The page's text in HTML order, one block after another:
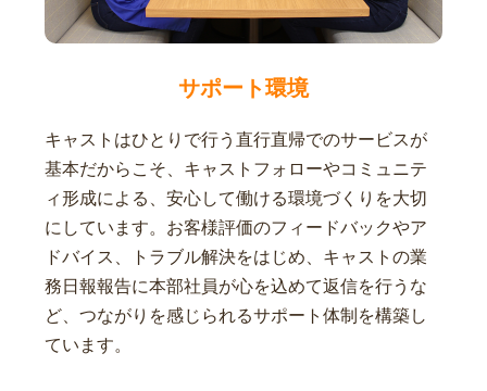
サポート環境
キャストはひとりで行う直行直帰でのサービスが
基本だからこそ、キャストフォローやコミュニテ
ィ形成による、安心して働ける環境づくりを大切
にしています。お客様評価のフィードバックやア
ドバイス、トラブル解決をはじめ、キャストの業
務日報報告に本部社員が心を込めて返信を行うな
ど、つながりを感じられるサポート体制を構築し
ています。